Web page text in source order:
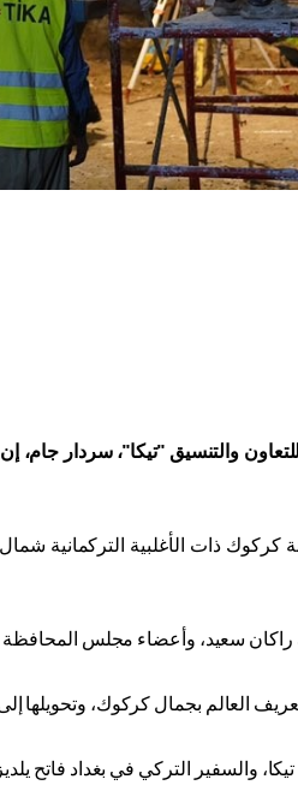
والتنسيق "تيكا"، سردار
كركوك ذات الأغلبية التركمانية
سعيد، وأعضاء مجلس المحافظة
العالم بجمال كركوك، وتحويلها إلى
والسفير التركي في بغداد فاتح